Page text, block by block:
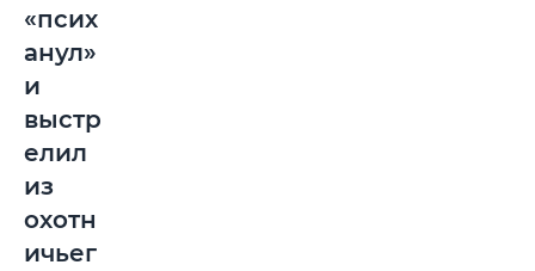
«псих
анул»
и
выстр
елил
из
охотн
ичьег